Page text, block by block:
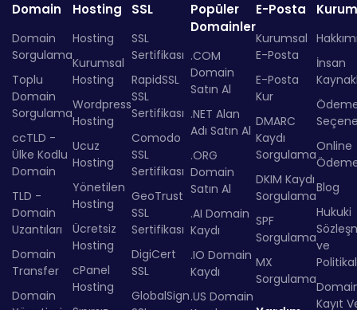
Domain
Domain
Sorgulama
Toplu
Domain
Sorgulama
ccTLD -
Ülke Kodlu
Domain
TLD -
Domain
Uzantıları
Domain
Transfer
Domain
Hosting
Hosting
Kurumsal
Hosting
Wordpress
Hosting
Ucuz
Hosting
Yönetilen
Hosting
Ücretsiz
Hosting
cPanel
Hosting
SSL
SSL
Sertifikası
RapidSSL
SSL
Sertifikası
Comodo
SSL
Sertifikası
GeoTrust
SSL
Sertifikası
DigiCert
SSL
GlobalSign
Popüler
Domainler
.COM
Domain
Satın Al
.NET Alan
Adı Satın Al
.ORG
Domain
Satın Al
.AI Domain
Kaydı
.IO Domain
Kaydı
.US Domain
E-Posta
Kurumsal
E-Posta
E-Posta
Kur
DMARC
Kaydı
Sorgulama
DKIM Kaydı
Sorgulama
SPF
Sorgulama
MX
Sorgulama
İnsan
Online
Blog
Hukuki
ve
Kayıt